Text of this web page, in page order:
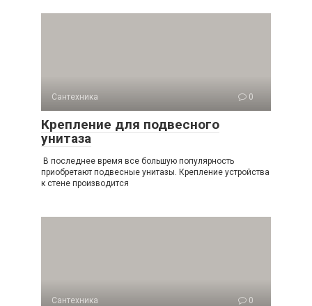
Сантехника 0
Крепление для подвесного
унитаза
В последнее время все большую популярность
приобретают подвесные унитазы. Крепление устройства
к стене производится
Сантехника 0